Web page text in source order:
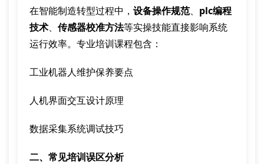
在智能制造转型过程中， 设备操作规范、 plc编程
技术、 传感器校准方法等实操技能直接影响系统
运行效率。专业培训课程包含：
工业机器人维护保养要点
人机界面交互设计原理
数据采集系统调试技巧
二、常见培训误区分析